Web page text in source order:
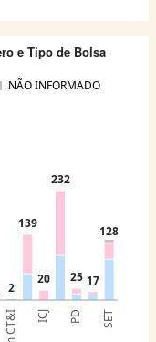
2
139
20
232
25 17
128
e Tipo de Bolsa
NÃO INFORMADO
ICJ PD SET